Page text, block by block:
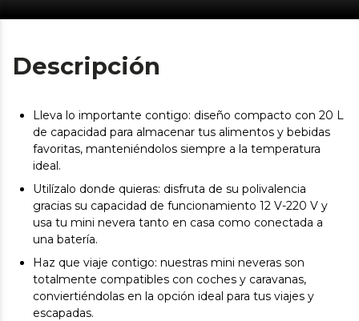
Descripción
Lleva lo importante contigo: diseño compacto con 20 L
de capacidad para almacenar tus alimentos y bebidas
favoritas, manteniéndolos siempre a la temperatura
ideal.
Utilízalo donde quieras: disfruta de su polivalencia
gracias su capacidad de funcionamiento 12 V-220 V y
usa tu mini nevera tanto en casa como conectada a
una batería.
Haz que viaje contigo: nuestras mini neveras son
totalmente compatibles con coches y caravanas,
conviertiéndolas en la opción ideal para tus viajes y
escapadas.